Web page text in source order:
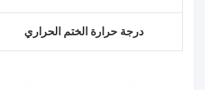
درجة حرارة الختم الحراري